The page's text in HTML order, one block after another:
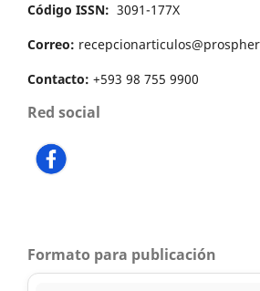
Código ISSN: 3091-177X
Correo:
Contacto: +593 98 755 9900
Red social
Formato para publicación